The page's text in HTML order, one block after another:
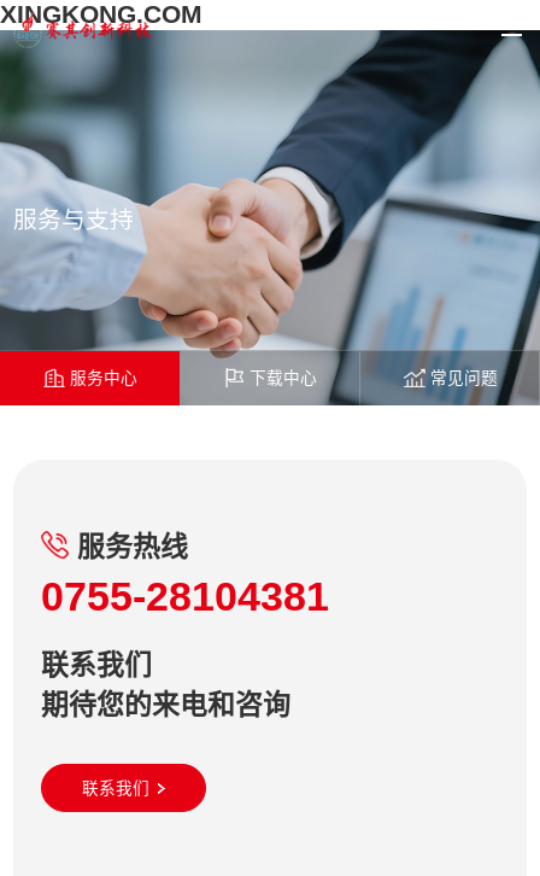
XINGKONG.COM
服务与支持
服务中心 下载中心 常见问题
服务热线
0755-28104381
联系我们
期待您的来电和咨询
联系我们